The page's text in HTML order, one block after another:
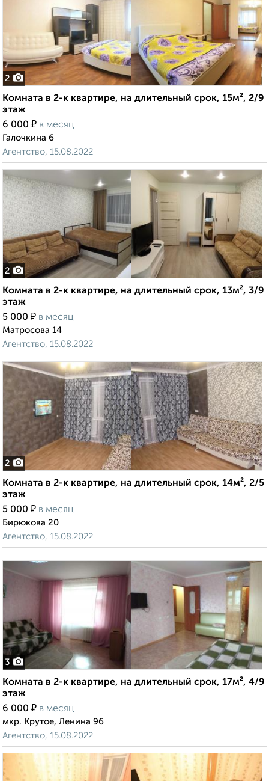
2
Комната в 2-к квартире, на длительный срок, 15м², 2/9
этаж
6 000 ₽ в месяц
Галочкина 6
Агентство, 15.08.2022
2
Комната в 2-к квартире, на длительный срок, 13м², 3/9
этаж
5 000 ₽ в месяц
Матросова 14
Агентство, 15.08.2022
2
Комната в 2-к квартире, на длительный срок, 14м², 2/5
этаж
5 000 ₽ в месяц
Бирюкова 20
Агентство, 15.08.2022
3
Комната в 2-к квартире, на длительный срок, 17м², 4/9
этаж
6 000 ₽ в месяц
мкр. Крутое, Ленина 96
Агентство, 15.08.2022